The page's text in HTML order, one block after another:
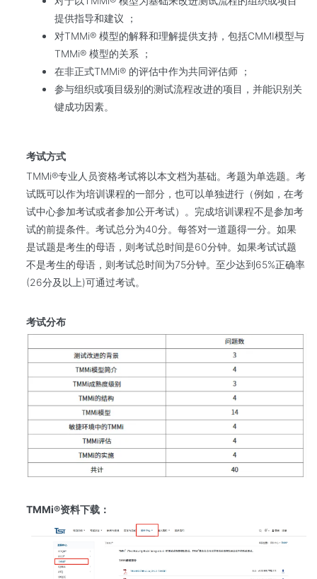
提供指导和建议 ；
对TMMi® 模型的解释和理解提供支持，包括CMMI模型与
TMMi® 模型的关系 ；
在非正式TMMi® 的评估中作为共同评估师 ；
参与组织或项目级别的测试流程改进的项目，并能识别关
键成功因素。
考试方式
TMMi®专业人员资格考试将以本文档为基础。考题为单选题。考
试既可以作为培训课程的一部分，也可以单独进行（例如，在考
试中心参加考试或者参加公开考试）。完成培训课程不是参加考
试的前提条件。考试总分为40分。每答对一道题得一分。如果
是试题是考生的母语，则考试总时间是60分钟。如果考试试题
不是考生的母语，则考试总时间为75分钟。至少达到65%正确率
(26分及以上)可通过考试。
考试分布
TMMi®资料下载：